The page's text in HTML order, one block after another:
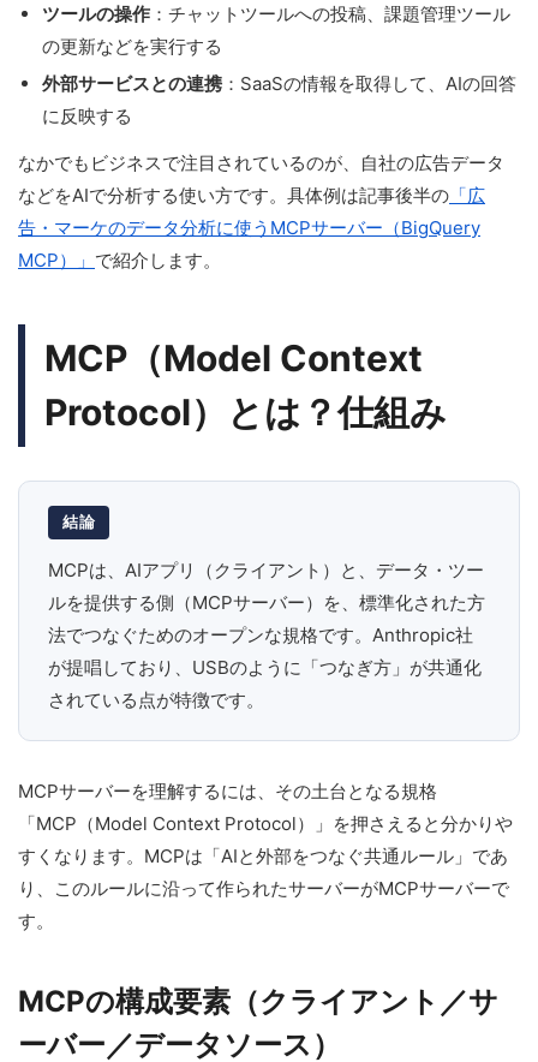
ツールの操作 ：チャットツールへの投稿、課題管理ツール
の更新などを実行する
外部サービスとの連携 ：SaaSの情報を取得して、AIの回答
に反映する
なかでもビジネスで注目されているのが、自社の広告データ
などをAIで分析する使い方です。具体例は記事後半の 「広
告・マーケのデータ分析に使うMCPサーバー（BigQuery
MCP）」 で紹介します。
MCP（Model Context
Protocol）とは？仕組み
結論
MCPは、AIアプリ（クライアント）と、データ・ツー
ルを提供する側（MCPサーバー）を、標準化された方
法でつなぐためのオープンな規格です。Anthropic社
が提唱しており、USBのように「つなぎ方」が共通化
されている点が特徴です。
MCPサーバーを理解するには、その土台となる規格
「MCP（Model Context Protocol）」を押さえると分かりや
すくなります。MCPは「AIと外部をつなぐ共通ルール」であ
り、このルールに沿って作られたサーバーがMCPサーバーで
す。
MCPの構成要素（クライアント／サ
ーバー／データソース）